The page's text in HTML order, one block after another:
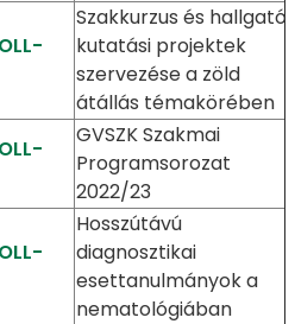
Szakkurzus és hallgatói
kutatási projektek
szervezése a zöld
átállás témakörében
GVSZK Szakmai
Programsorozat
2022/23
Hosszútávú
diagnosztikai
esettanulmányok a
nematológiában